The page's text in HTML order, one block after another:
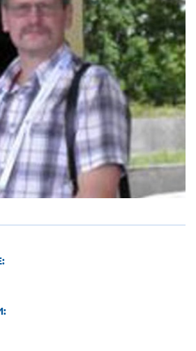
Шишлянников Ф.В.
служба
отношений
Д.Е.
М.В.
А.В.
Цикорин И.В.
Л.В.
Жаворонкова Г.М.
2026
2025
2023
2022
2021